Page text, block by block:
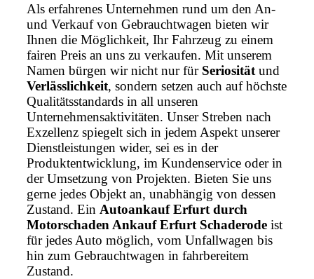
Als erfahrenes Unternehmen rund um den An-
und Verkauf von Gebrauchtwagen bieten wir
Ihnen die Möglichkeit, Ihr Fahrzeug zu einem
fairen Preis an uns zu verkaufen. Mit unserem
Namen bürgen wir nicht nur für Seriosität und
Verlässlichkeit, sondern setzen auch auf höchste
Qualitätsstandards in all unseren
Unternehmensaktivitäten. Unser Streben nach
Exzellenz spiegelt sich in jedem Aspekt unserer
Dienstleistungen wider, sei es in der
Produktentwicklung, im Kundenservice oder in
der Umsetzung von Projekten. Bieten Sie uns
gerne jedes Objekt an, unabhängig von dessen
Zustand. Ein Autoankauf Erfurt durch
Motorschaden Ankauf Erfurt Schaderode ist
für jedes Auto möglich, vom Unfallwagen bis
hin zum Gebrauchtwagen in fahrbereitem
Zustand.